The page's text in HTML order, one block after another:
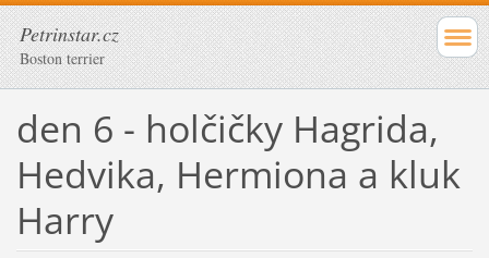
Petrinstar.cz
Boston terrier
den 6 - holčičky Hagrida,
Hedvika, Hermiona a kluk
Harry